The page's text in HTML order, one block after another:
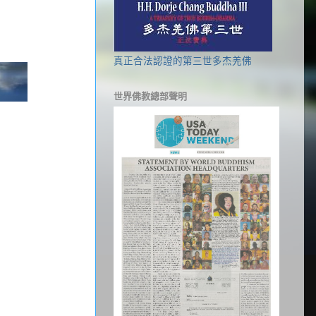
真正合法認證的第三世多杰羌佛
世界佛教總部聲明